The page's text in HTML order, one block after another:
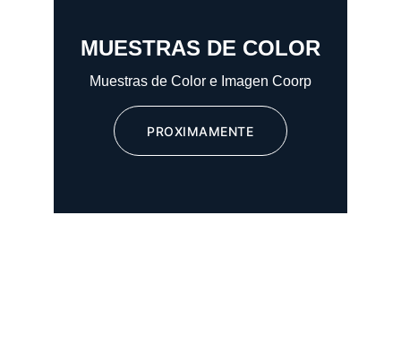
MUESTRAS DE COLOR
Muestras de Color e Imagen Coorp
PROXIMAMENTE